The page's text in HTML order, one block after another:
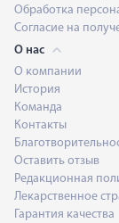
Обработка
Согласие на
О нас
О компании
История
Команда
Контакты
Оставить отзыв
Редакционная
Лекарственное
Гарантия качества